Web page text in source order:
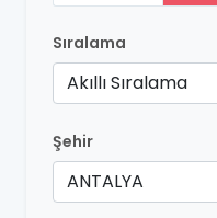
Sıralama
Akıllı Sıralama
Şehir
ANTALYA